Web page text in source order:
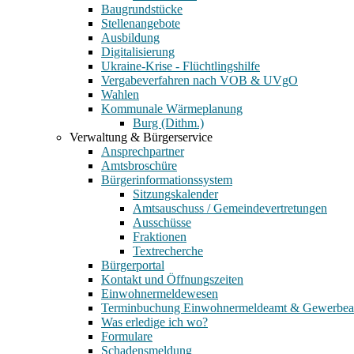
Baugrundstücke
Stellenangebote
Ausbildung
Digitalisierung
Ukraine-Krise - Flüchtlingshilfe
Vergabeverfahren nach VOB & UVgO
Wahlen
Kommunale Wärmeplanung
Burg (Dithm.)
Verwaltung & Bürgerservice
Ansprechpartner
Amtsbroschüre
Bürgerinformationssystem
Sitzungskalender
Amtsauschuss / Gemeindevertretungen
Ausschüsse
Fraktionen
Textrecherche
Bürgerportal
Kontakt und Öffnungszeiten
Einwohnermeldewesen
Terminbuchung Einwohnermeldeamt &
Was erledige ich wo?
Formulare
Schadensmeldung